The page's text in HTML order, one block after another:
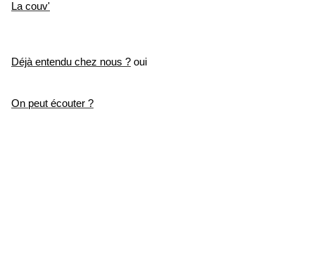
La couv'
Déjà entendu chez nous ? oui
On peut écouter ?